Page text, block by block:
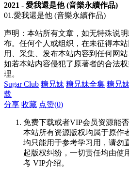
2021 - 愛我還是他 (音樂永續作品)
01.愛我還是他 (音樂永續作品)
声明：本站所有文章，如无特殊说
布。任何个人或组织，在未征得本
用、采集、发布本站内容到任何网
如若本站内容侵犯了原著者的合法
理。
Sugar Club 糖兄妹 糖兄妹全集 糖兄
载
分享 收藏 点赞(0)
免费下载或者VIP会员资源能
本站所有资源版权均属于原作
均只能用于参考学习用，请勿
起版权纠纷，一切责任均由使
考 VIP介绍。